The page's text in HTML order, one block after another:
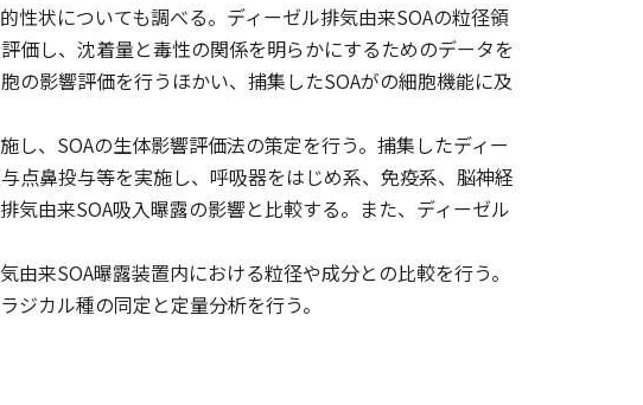
性状についても調べる。ディーゼル排気由来SOAの粒径領
価し、沈着量と毒性の関係を明らかにするためのデータを
の影響評価を行うほかい、捕集したSOAがの細胞機能に及
し、SOAの生体影響評価法の策定を行う。捕集したディー
点鼻投与等を実施し、呼吸器をはじめ系、免疫系、脳神経
気由来SOA吸入曝露の影響と比較する。また、ディーゼル
来SOA曝露装置内における粒径や成分との比較を行う。
ジカル種の同定と定量分析を行う。